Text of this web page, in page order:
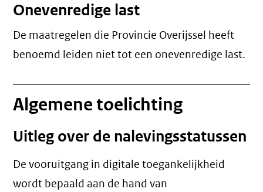
Onevenredige last
De maatregelen die Provincie Overijssel heeft
benoemd leiden niet tot een onevenredige last.
Algemene toelichting
Uitleg over de nalevingsstatussen
De vooruitgang in digitale toegankelijkheid
wordt bepaald aan de hand van